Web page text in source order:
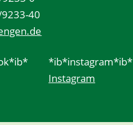
40
*ib*instagram*ib*
Instagram